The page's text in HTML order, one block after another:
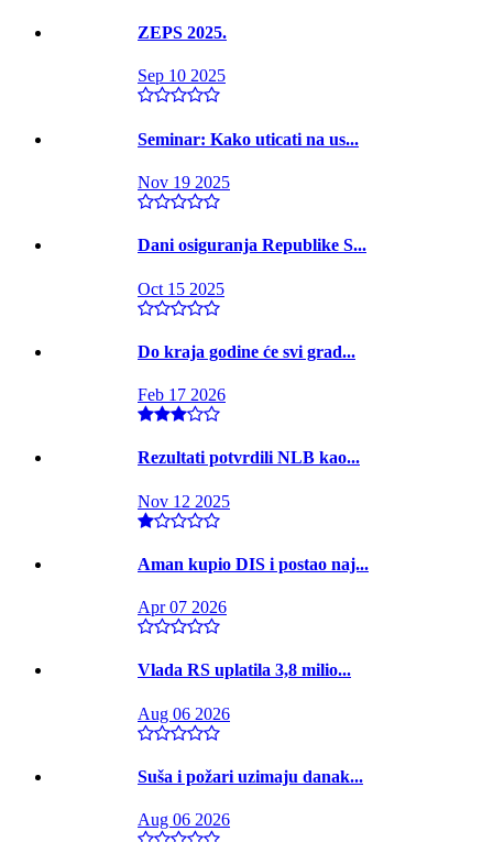
ZEPS 2025.
Sep 10 2025
Seminar: Kako uticati na us...
Nov 19 2025
Dani osiguranja Republike S...
Oct 15 2025
Do kraja godine će svi grad...
Feb 17 2026
Rezultati potvrdili NLB kao...
Nov 12 2025
Aman kupio DIS i postao naj...
Apr 07 2026
Vlada RS uplatila 3,8 milio...
Aug 06 2026
Suša i požari uzimaju danak...
Aug 06 2026